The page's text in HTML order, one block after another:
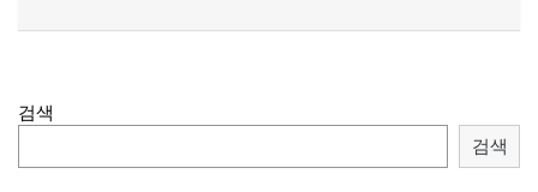
검색
검색